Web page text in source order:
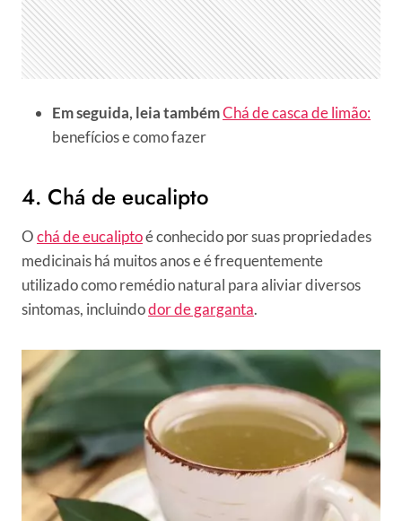
Em seguida, leia tambémChá de casca de limão:
benefícios e como fazer
4. Chá de eucalipto
Ochá de eucaliptoé conhecido por suas propriedades
medicinais há muitos anos e é frequentemente
utilizado como remédio natural para aliviar diversos
sintomas, incluindodor de garganta.